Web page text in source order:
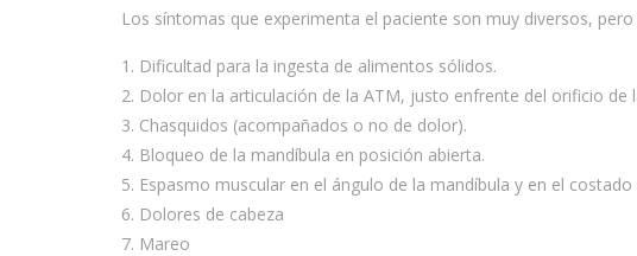
Los síntomas que experimenta el paciente son muy diversos,
Dificultad para la ingesta de alimentos sólidos.
Dolor en la articulación de la ATM, justo enfrente del orificio de
Chasquidos (acompañados o no de dolor).
Bloqueo de la mandíbula en posición abierta.
Espasmo muscular en el ángulo de la mandíbula y en el costado
Dolores de cabeza
Mareo